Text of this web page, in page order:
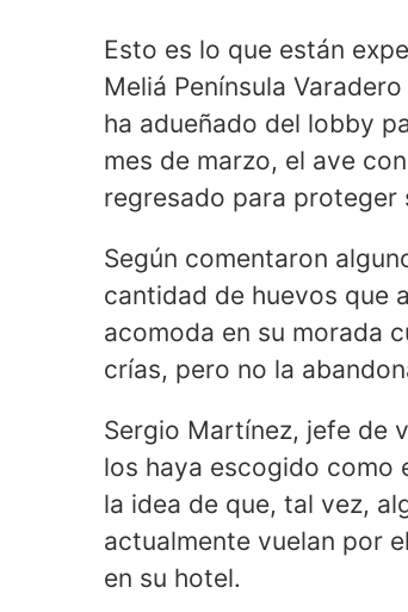
Esto es lo que están
Meliá Península
ha adueñado del lobby
mes de marzo, el ave
regresado para proteger
Según comentaron
cantidad de huevos que
acomoda en su morada
crías, pero no la
Sergio Martínez, jefe de
los haya escogido como
la idea de que, tal vez,
actualmente vuelan por
en su hotel.